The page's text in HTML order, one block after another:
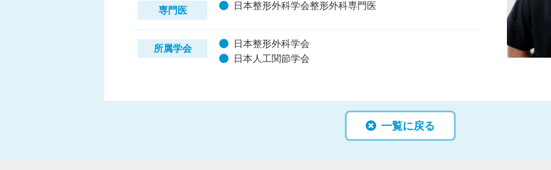
専門医 日本整形外科学会整形外科専門医
所属学会
日本整形外科学会
日本人工関節学会
一覧に戻る